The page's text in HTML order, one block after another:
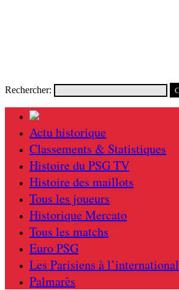
Rechercher:
Actu historique
Classements & Statistiques
Histoire du PSG TV
Histoire des maillots
Tous les joueurs
Historique Mercato
Tous les matchs
Euro PSG
Les Parisiens à l’international
Palmarès